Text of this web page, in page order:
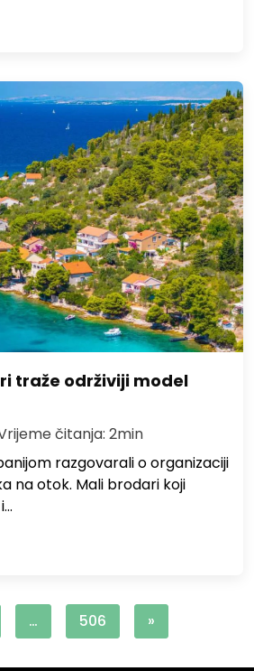
traže održiviji model
čitanja: 2min
razgovarali o organizaciji
na otok. Mali brodari koji
… 506 »